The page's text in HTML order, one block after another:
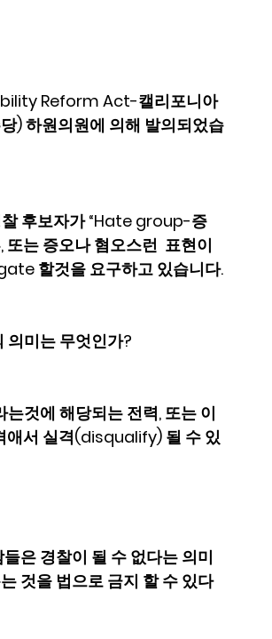
Reform Act-캘리포니아
) 하원의원에 의해 발의되었습
찰 후보자가 “Hate group-증
는 증오나 혐오스런  표현이
할것을 요구하고 있습니다.
의미는 무엇인가?
것에 해당되는 전력, 또는 이
애서 실격(disqualify) 될 수 있
은 경찰이 될 수 없다는 의미
것을 법으로 금지 할 수 있다